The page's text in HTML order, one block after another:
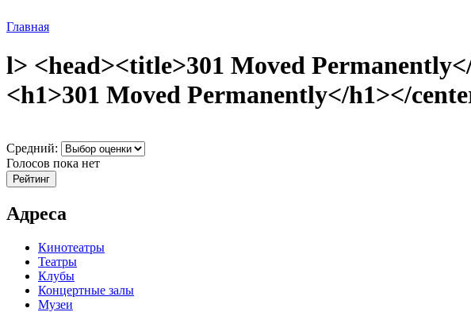
Главная
l> <head><title>301 Moved
<h1>301 Moved Permanently</h1></
Средний:
Голосов пока нет
Адреса
Кинотеатры
Театры
Клубы
Концертные залы
Музеи